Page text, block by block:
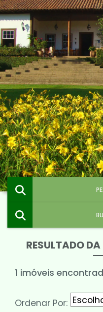
RESULTADO
1 imóveis
Ordenar Por: